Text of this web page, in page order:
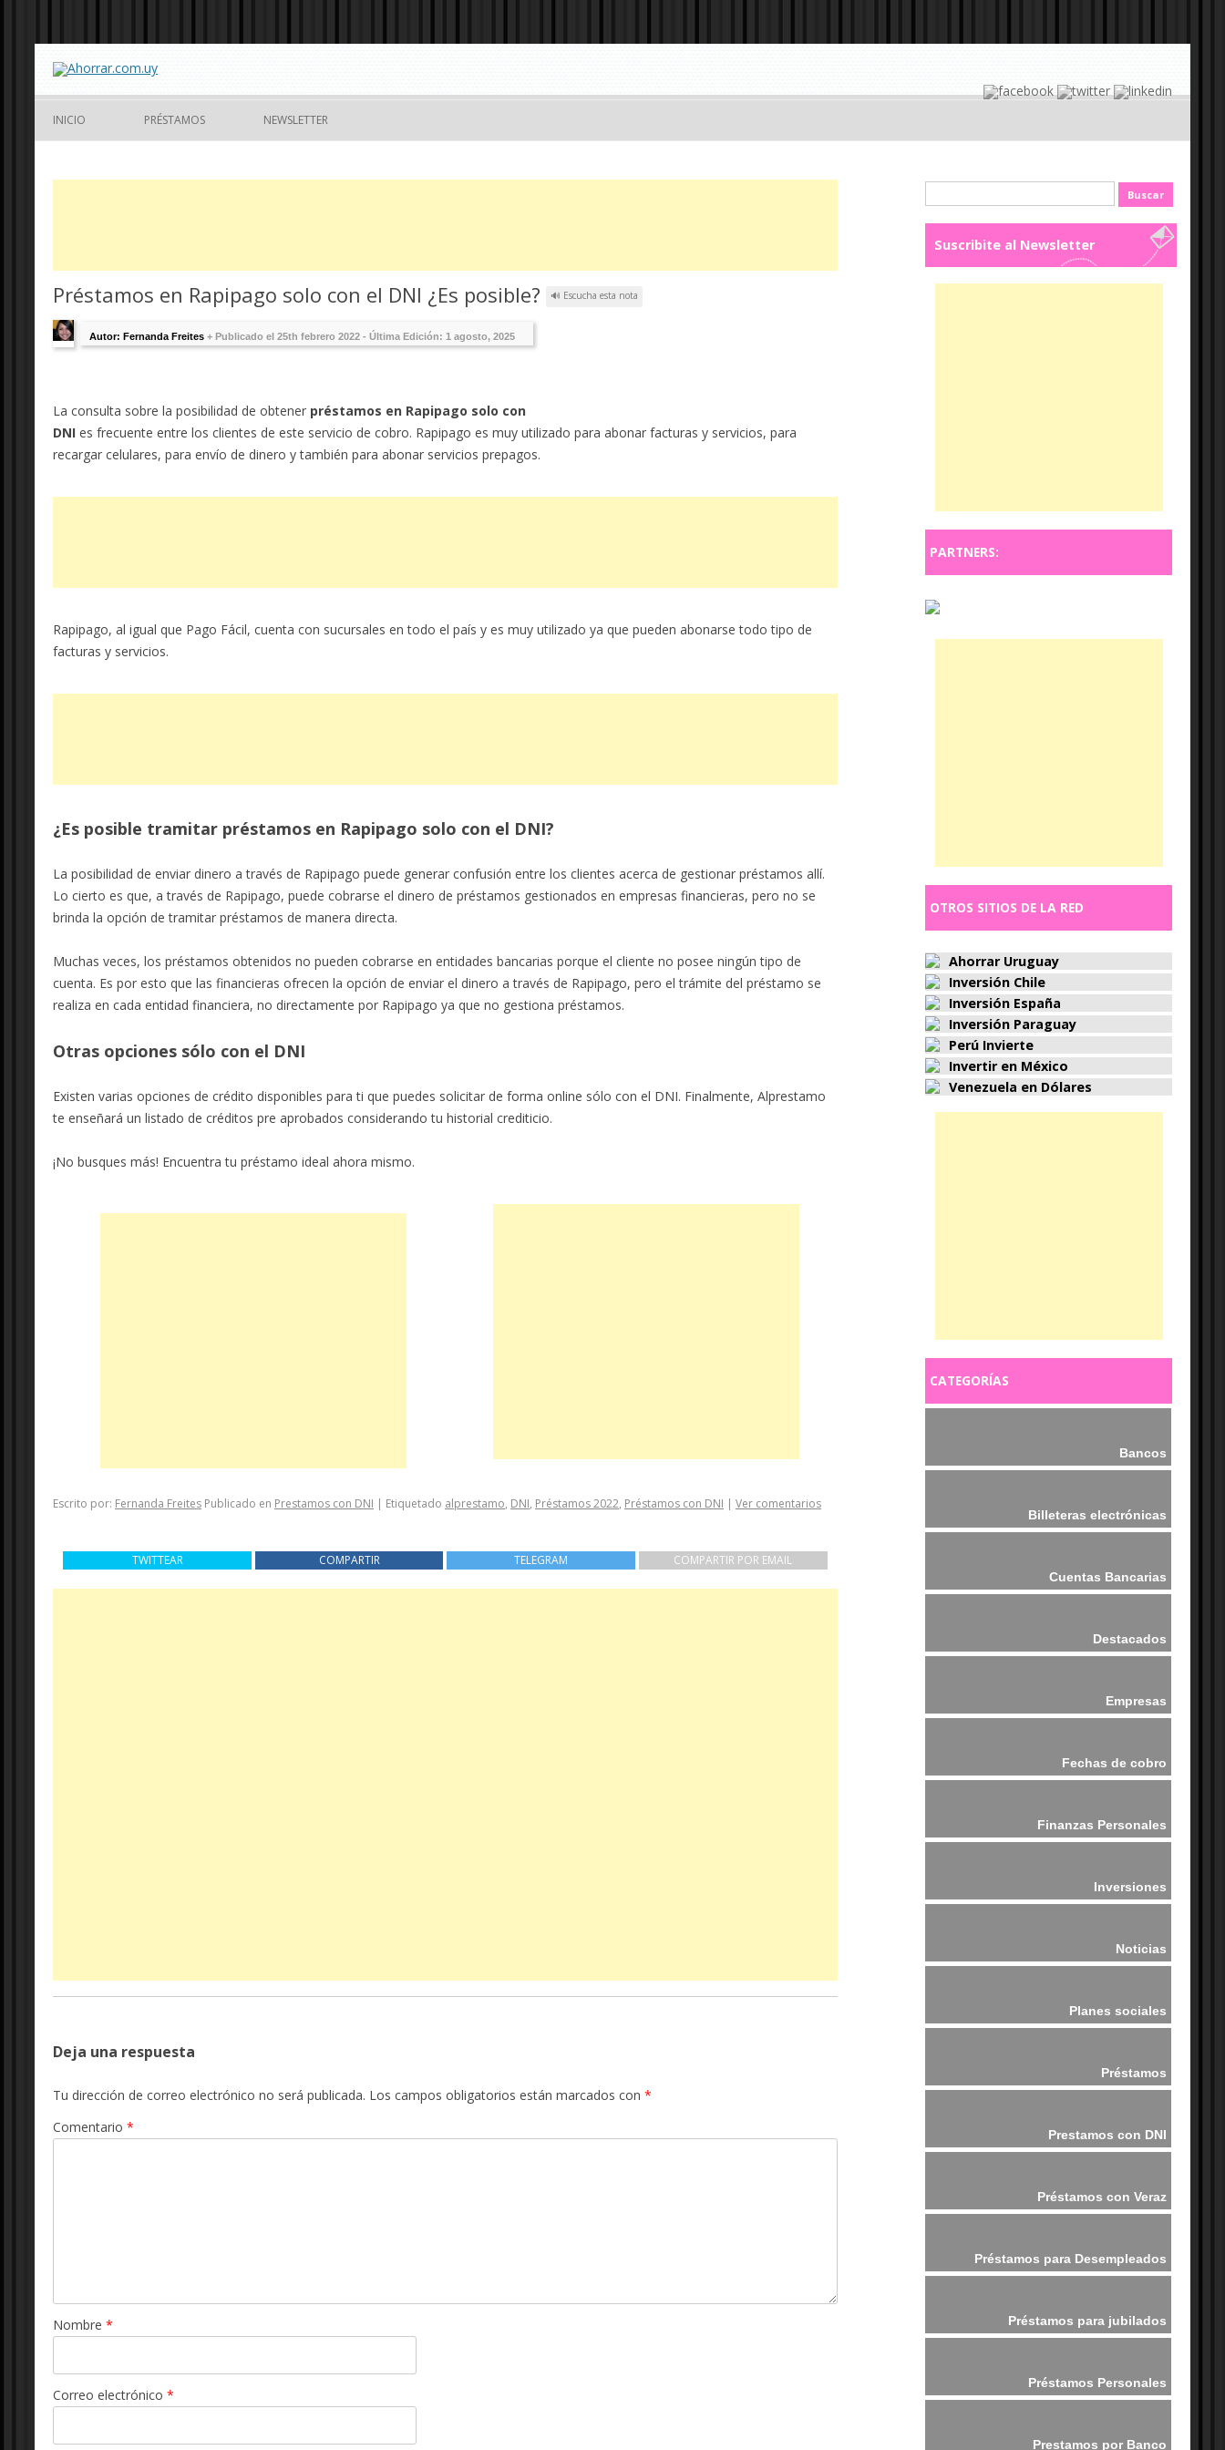
INICIO PRÉSTAMOS NEWSLETTER
Préstamos en Rapipago solo con el DNI ¿Es posible? 🔊 Escucha esta nota
Autor: Fernanda Freites + Publicado el 25th febrero 2022 - Última Edición: 1 agosto, 2025
La consulta sobre la posibilidad de obtener préstamos en Rapipago solo con
DNI es frecuente entre los clientes de este servicio de cobro. Rapipago es muy utilizado para abonar facturas y servicios, para
recargar celulares, para envío de dinero y también para abonar servicios prepagos.
Rapipago, al igual que Pago Fácil, cuenta con sucursales en todo el país y es muy utilizado ya que pueden abonarse todo tipo de
facturas y servicios.
¿Es posible tramitar préstamos en Rapipago solo con el DNI?
La posibilidad de enviar dinero a través de Rapipago puede generar confusión entre los clientes acerca de gestionar préstamos allí.
Lo cierto es que, a través de Rapipago, puede cobrarse el dinero de préstamos gestionados en empresas financieras, pero no se
brinda la opción de tramitar préstamos de manera directa.
Muchas veces, los préstamos obtenidos no pueden cobrarse en entidades bancarias porque el cliente no posee ningún tipo de
cuenta. Es por esto que las financieras ofrecen la opción de enviar el dinero a través de Rapipago, pero el trámite del préstamo se
realiza en cada entidad financiera, no directamente por Rapipago ya que no gestiona préstamos.
Otras opciones sólo con el DNI
Existen varias opciones de crédito disponibles para ti que puedes solicitar de forma online sólo con el DNI. Finalmente, Alprestamo
te enseñará un listado de créditos pre aprobados considerando tu historial crediticio.
¡No busques más! Encuentra tu préstamo ideal ahora mismo.
Escrito por: Fernanda Freites Publicado en Prestamos con DNI | Etiquetado alprestamo, DNI, Préstamos 2022, Préstamos con DNI | Ver comentarios
TWITTEAR COMPARTIR TELEGRAM COMPARTIR POR EMAIL
Deja una respuesta
Tu dirección de correo electrónico no será publicada. Los campos obligatorios están marcados con *
Comentario *
Nombre *
Correo electrónico *
Suscribite al Newsletter
PARTNERS:
OTROS SITIOS DE LA RED
Ahorrar Uruguay
Inversión Chile
Inversión España
Inversión Paraguay
Perú Invierte
Invertir en México
Venezuela en Dólares
CATEGORÍAS
Bancos
Billeteras electrónicas
Cuentas Bancarias
Destacados
Empresas
Fechas de cobro
Finanzas Personales
Inversiones
Noticias
Planes sociales
Préstamos
Prestamos con DNI
Préstamos con Veraz
Préstamos para Desempleados
Préstamos para jubilados
Préstamos Personales
Prestamos por Banco